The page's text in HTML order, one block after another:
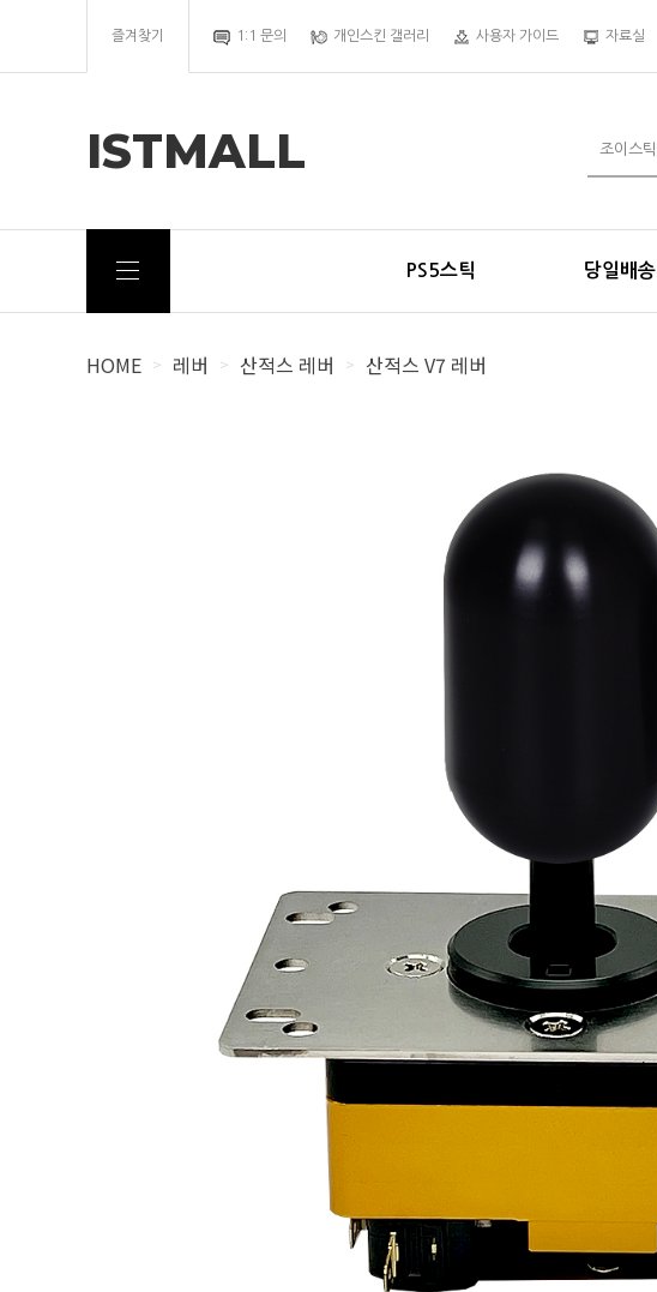
즐겨찾기 1:1 문의 개인스킨 갤러리 사용자 가이드 자료실
ISTMALL
PS5스틱 당일배송
HOME > 레버 > 산적스 레버 > 산적스 V7 레버